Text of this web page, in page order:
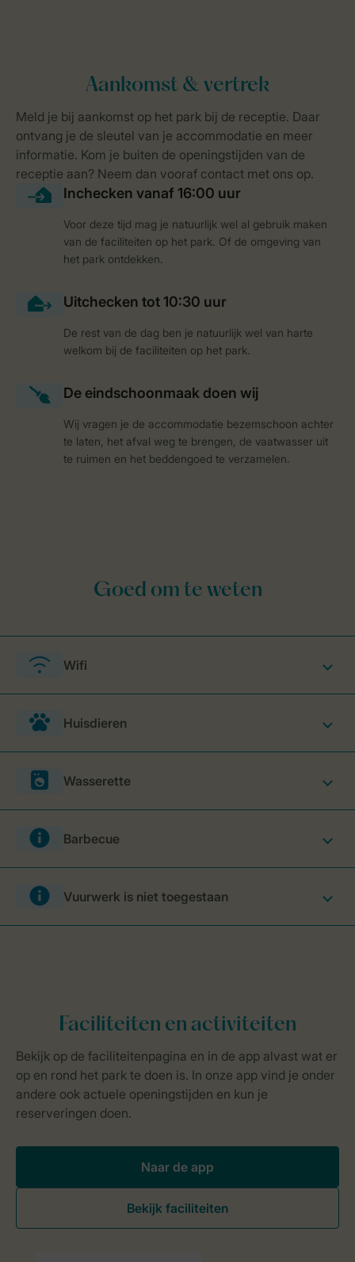
Voor deze tijd mag je natuurlijk wel al gebruik maken
van de faciliteiten op het park. Of de omgeving van
het park ontdekken.
De rest van de dag ben je natuurlijk wel van harte
welkom bij de faciliteiten op het park.
Wij vragen je de accommodatie bezemschoon achter
te laten, het afval weg te brengen, de vaatwasser uit
te ruimen en het beddengoed te verzamelen.
Wifi
Huisdieren
Wasserette
Barbecue
Vuurwerk is niet toegestaan
Naar de app
Bekijk faciliteiten